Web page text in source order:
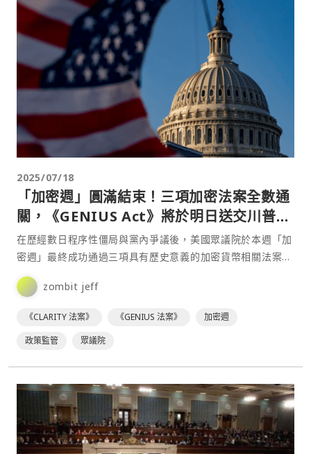
2025/07/18
「加密週」圓滿結束！三項加密法案全數通
關，《GENIUS Act》將於明日送交川普簽
署
在歷經數日程序性僵局與黨內爭議後，美國眾議院於本週「加
密週」最終成功通過三項具有歷史意義的加密貨幣相關法案。
備受關注的《GENIUS Act》目前已送交總統川普辦公⋯
zombit jeff
《CLARITY 法案》 《GENIUS 法案》
加密週
政策監管
眾議院